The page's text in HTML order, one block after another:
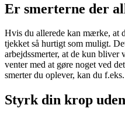
Er smerterne der
Hvis du allerede kan mærke, at
tjekket så hurtigt som muligt.
arbejdssmerter, at de kun
venter med at gøre noget ved
smerter du oplever, kan du
Styrk din krop